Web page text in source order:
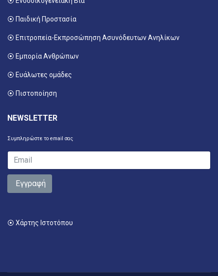
⦿ Παιδική Προστασία
⦿ Επιτροπεία-Εκπροσώπηση Ασυνόδευτων Ανηλίκων
⦿ Εμπορία Ανθρώπων
⦿ Ευάλωτες ομάδες
⦿ Πιστοποίηση
NEWSLETTER
Συμπληρώστε το email σας
Εγγραφή
⦿ Χάρτης Ιστοτόπου